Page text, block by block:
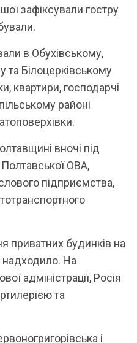
зафіксували гостру
в Обухівському,
та Білоцерківському
квартири, господарчі
районі
вночі під
ОВА,
підприємства,
приватних будинків на
надходило. На
адміністрації, Росія
та
і